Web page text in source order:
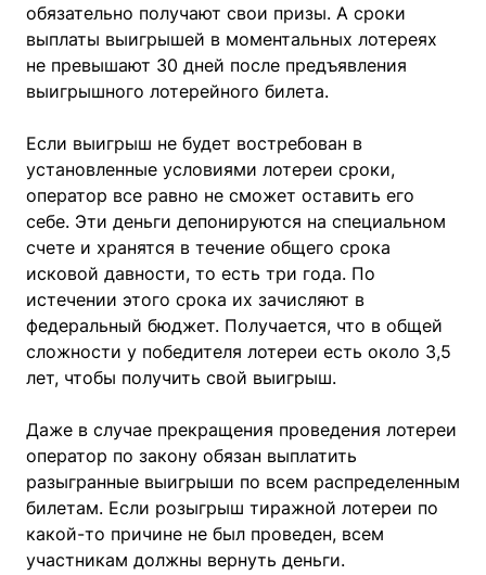
обязательно получают свои призы. А сроки
выплаты выигрышей в моментальных лотереях
не превышают 30 дней после предъявления
выигрышного лотерейного билета.
Если выигрыш не будет востребован в
установленные условиями лотереи сроки,
оператор все равно не сможет оставить его
себе. Эти деньги депонируются на специальном
счете и хранятся в течение общего срока
исковой давности, то есть три года. По
истечении этого срока их зачисляют в
федеральный бюджет. Получается, что в общей
сложности у победителя лотереи есть около 3,5
лет, чтобы получить свой выигрыш.
Даже в случае прекращения проведения лотереи
оператор по закону обязан выплатить
разыгранные выигрыши по всем распределенным
билетам. Если розыгрыш тиражной лотереи по
какой-то причине не был проведен, всем
участникам должны вернуть деньги.